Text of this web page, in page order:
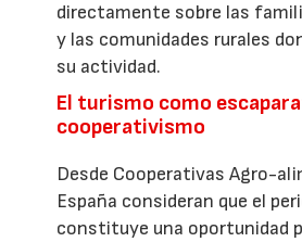
directamente sobre las
y las comunidades rurales
su actividad.
El turismo como
cooperativismo
Desde Cooperativas Agro-
España consideran que el
constituye una oportunidad